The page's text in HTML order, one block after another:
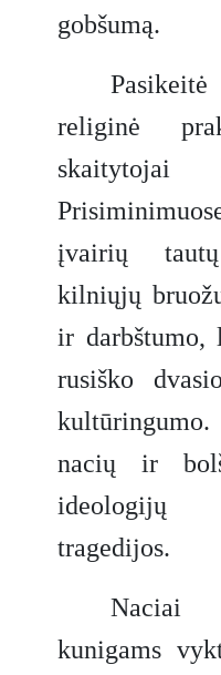
gobšumą.
religinė
skaitytojai
įvairių
kilniųjų
ir darbštumo,
rusiško
nacių ir
ideologijų
tragedijos.
Naciai
kunigams